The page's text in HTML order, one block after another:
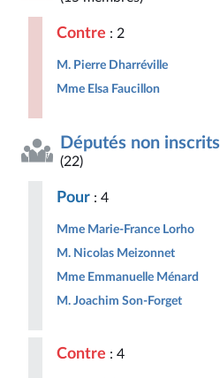
Contre : 2
M. Pierre Dharréville
Mme Elsa Faucillon
Députés non inscrits
(22)
Pour : 4
Mme Marie-France Lorho
M. Nicolas Meizonnet
Mme Emmanuelle Ménard
M. Joachim Son-Forget
Contre : 4